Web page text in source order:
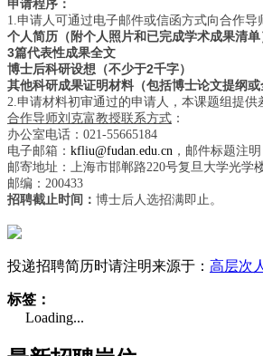
申请程序：
1. 申请人可通过电子邮件或信函方式向合作导
个人简历（附个人照片和已完成学术成果清单
3篇代表性成果全文
博士后科研设想（不少于2千字）
其他科研成果证明材料（包括博士论文提纲或
2. 申请材料初审通过的申请人，本课题组提供
合作导师刘克富教授联系方式 ：
办公室电话： 021-55665184
电子邮箱： kfliu@fudan.edu.cn ，邮件标题注
邮寄地址：上海市邯郸路220号复旦大学光学
邮编： 200433
招聘截止时间： 博士后人选招满即止。
投递招聘简历时请注明来源于： 高层次
标签：
Loading...